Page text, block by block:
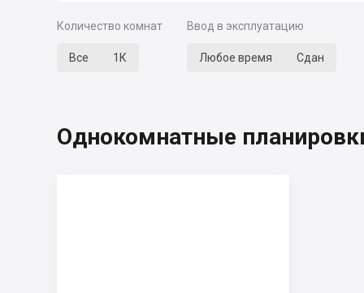
Количество комнат
Все 1К
Ввод в эксплуатацию
Любое время Сдан
Однокомнатные